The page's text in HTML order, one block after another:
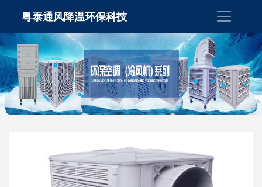
粤泰通风降温环保科技